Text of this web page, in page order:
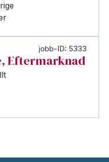
jobb-ID: 5333
Eftermarknad